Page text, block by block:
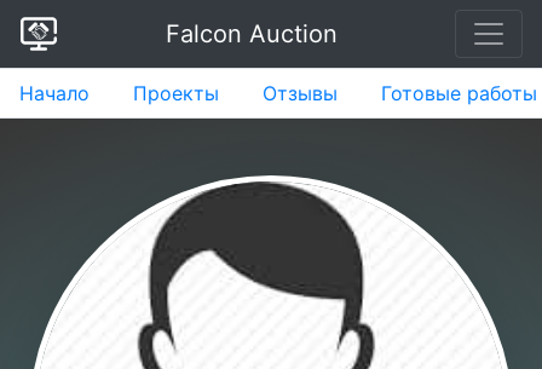
Falcon Auction
Начало Проекты Отзывы Готовые работы